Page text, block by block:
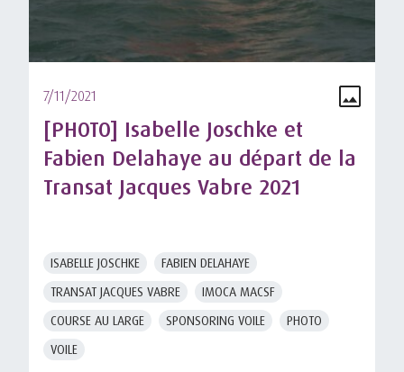
7/11/2021
[PHOTO] Isabelle Joschke et
Fabien Delahaye au départ de la
Transat Jacques Vabre 2021
ISABELLE JOSCHKE
FABIEN DELAHAYE
TRANSAT JACQUES VABRE
IMOCA MACSF
COURSE AU LARGE
SPONSORING VOILE
PHOTO
VOILE